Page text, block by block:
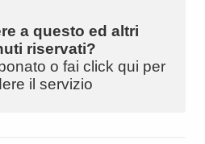
a questo ed altri
riservati?
o fai click qui per
il servizio